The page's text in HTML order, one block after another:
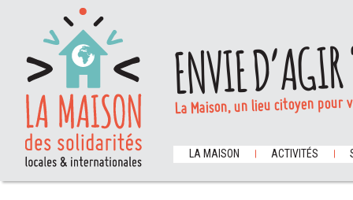
ENVIE
La Maison, un lieu citoyen
LA MAISON ACTIVITÉS